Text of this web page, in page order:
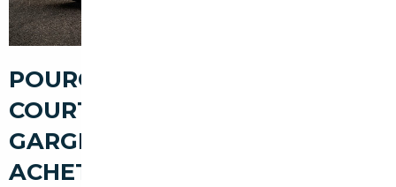
POURQUOI PASSER PAR UN
COURTIER AUTOMOBILE À
GARGES-LÈS-GONESSE POUR
ACHETER UNE VOITURE